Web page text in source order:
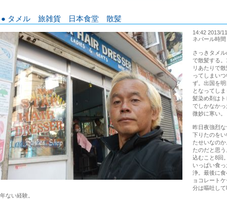
● タメル 旅雑貨 日本食堂 散髪
14:42 2013/
ネパール時間
さっきタメ
で散髪する
リあたりで
ってしまい
ず。出国を
となってし
髪染め剤は
でしかなか
微妙に寒い。
昨日夜強烈
下りたのを
たせいなの
たのだと思
込むこと8回
いっぱい食
浄。最後に
ョコレート
分は嘔吐し
年ない経験。